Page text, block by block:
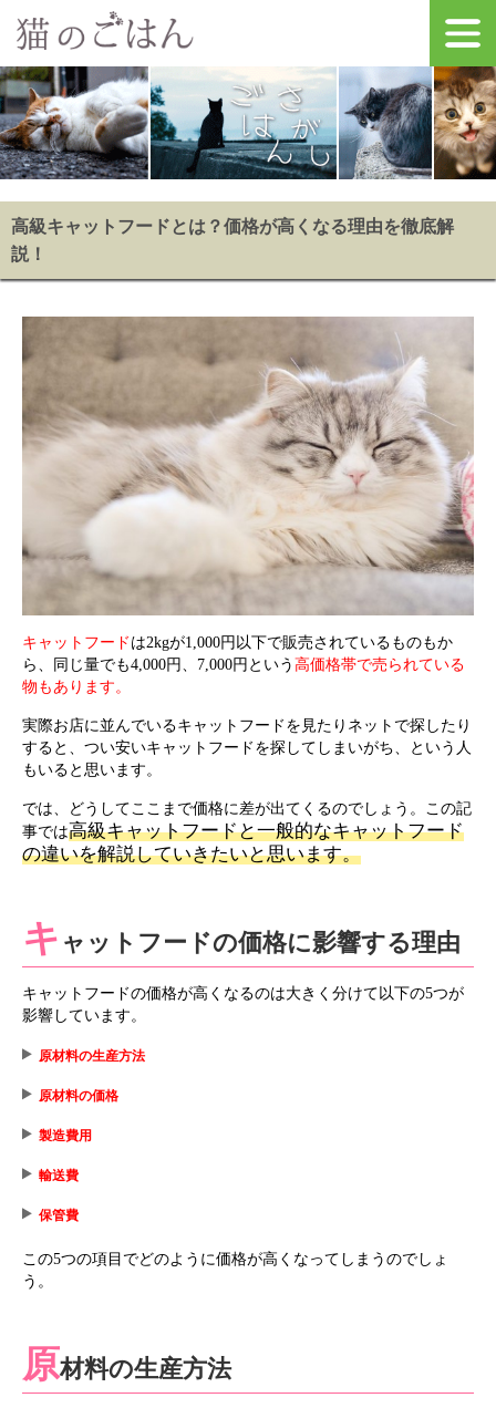
高級キャットフードとは？価格が高くなる理由を徹底解
説！
キャットフード は2kgが1,000円以下で販売されているものもか
ら、同じ量でも4,000円、7,000円という 高価格帯で売られている
物もあります。
実際お店に並んでいるキャットフードを見たりネットで探したり
すると、つい安いキャットフードを探してしまいがち、という人
もいると思います。
では、どうしてここまで価格に差が出てくるのでしょう。この記
事では高級キャットフードと一般的なキャットフード
の違いを解説していきたいと思います。
キ ャットフードの価格に影響する理由
キャットフードの価格が高くなるのは大きく分けて以下の5つが
影響しています。
原材料の生産方法
原材料の価格
製造費用
輸送費
保管費
この5つの項目でどのように価格が高くなってしまうのでしょ
う。
原材料の生産方法